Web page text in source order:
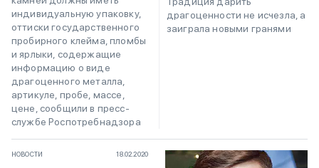
индивидуальную упаковку,
оттиски государственного
пробирного клейма, пломбы
и ярлыки, содержащие
информацию о виде
драгоценного металла,
артикуле, пробе, массе,
цене, сообщили в пресс-
службе Роспотребнадзора
драгоценности не исчезла, а
заиграла новыми гранями
НОВОСТИ 18.02.2020